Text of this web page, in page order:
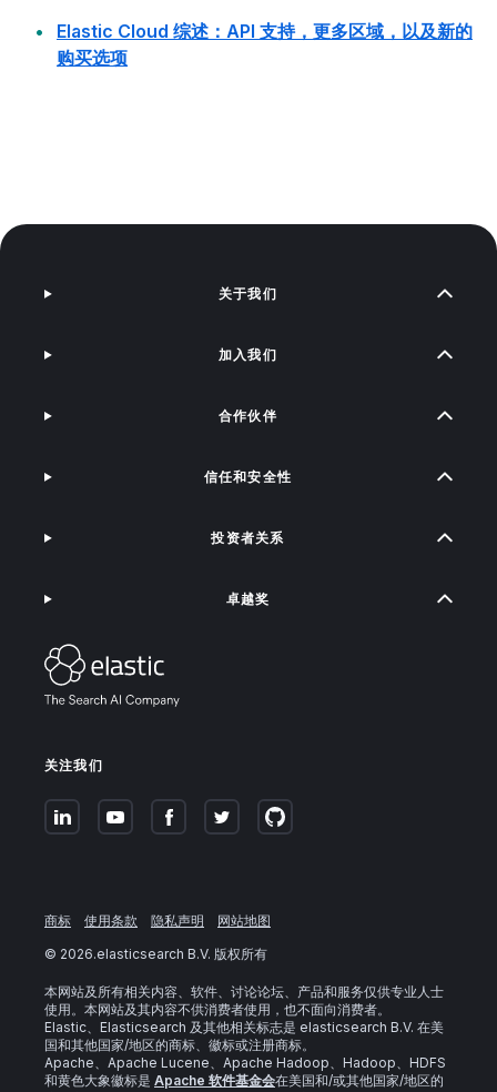
Elastic Cloud 综述：API 支持，更多区域，以及新的
购买选项
关注我们
关于我们
加入我们
合作伙伴
信任和安全性
投资者关系
卓越奖
商标 使用条款 隐私声明
网站地图
© 2026.elasticsearch B.V. 版权所有
本网站及所有相关内容、软件、讨论论坛、产品和服务仅供专业人士
使用。本网站及其内容不供消费者使用，也不面向消费者。
Elastic、Elasticsearch 及其他相关标志是 elasticsearch B.V. 在美
国和其他国家/地区的商标、徽标或注册商标。
Apache、Apache Lucene、Apache Hadoop、Hadoop、HDFS
和黄色大象徽标是 Apache 软件基金会在美国和/或其他国家/地区的